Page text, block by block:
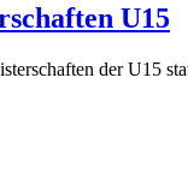
U15
der U15